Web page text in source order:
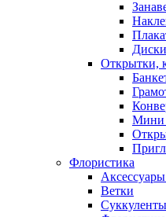
Открытки,
Мини
Флористика
Ветки
Суккуленты